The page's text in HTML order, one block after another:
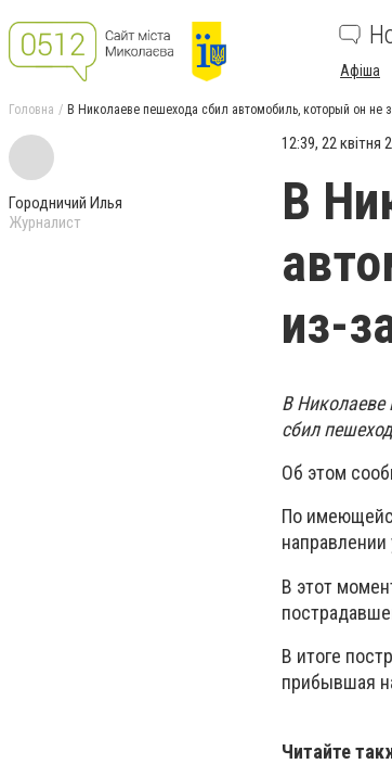
Афіша
Головна В Николаеве пешехода сбил автомобиль, который он не
Городничий Илья
Журналист
12:39, 22 квітня
В
из-
В Николаеве
сбил
Об этом
По
В этот
В итоге
прибывшая
Читайте